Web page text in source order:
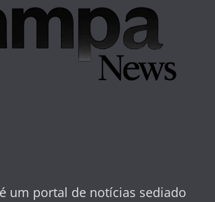
um portal de notícias sediado